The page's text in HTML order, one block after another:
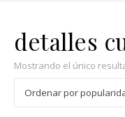
detalles
Mostrando el único